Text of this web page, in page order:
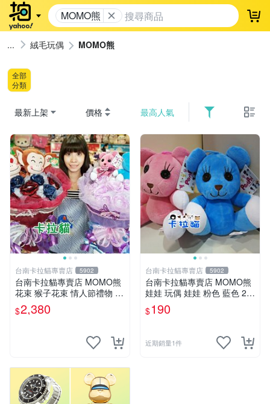
MOMO熊 登
絨毛玩偶 MOMO熊
全部
分類
最新上架 價格 最高人氣
台南卡拉貓專賣店 5902
台南卡拉貓專賣店 MOMO熊
花束 猴子花束 情人節禮物 二
選一 可繡字 可今天寄明天到
$2,380
台南卡拉貓專賣店 5902
台南卡拉貓專賣店 MOMO熊
娃娃 玩偶 娃娃 粉色 藍色 2色
分售
$190
近期銷量1件